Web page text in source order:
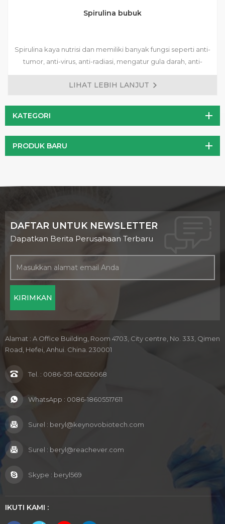
Spirulina bubuk
Spirulina kaya nutrisi dan memiliki banyak fungsi seperti anti-
tumor, anti-virus, anti-radiasi, mengatur gula darah, anti-
trombosis, melindungi hati, dan meningkatkan imunitas
manusia Ini telah menjadi salah satu produk kesehatan
LIHAT LEBIH LANJUT
KATEGORI
PRODUK BARU
DAFTAR UNTUK NEWSLETTER
Dapatkan Berita Perusahaan Terbaru
Alamat : A Office Building, Room 4703, City centre, No. 333, Qimen
Road, Hefei, Anhui. China. 230001
Tel. : 0086-551-62626068
WhatsApp : 0086-18605517611
Surel : beryl@keynovobiotech.com
Surel : beryl@reachever.com
Skype : beryl569
IKUTI KAMI :